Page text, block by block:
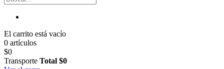
El carrito está vacío
0 artículos
$0
Transporte Total $0